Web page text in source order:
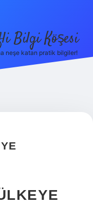
Bilgi Köşesi
neşe katan pratik bilgiler!